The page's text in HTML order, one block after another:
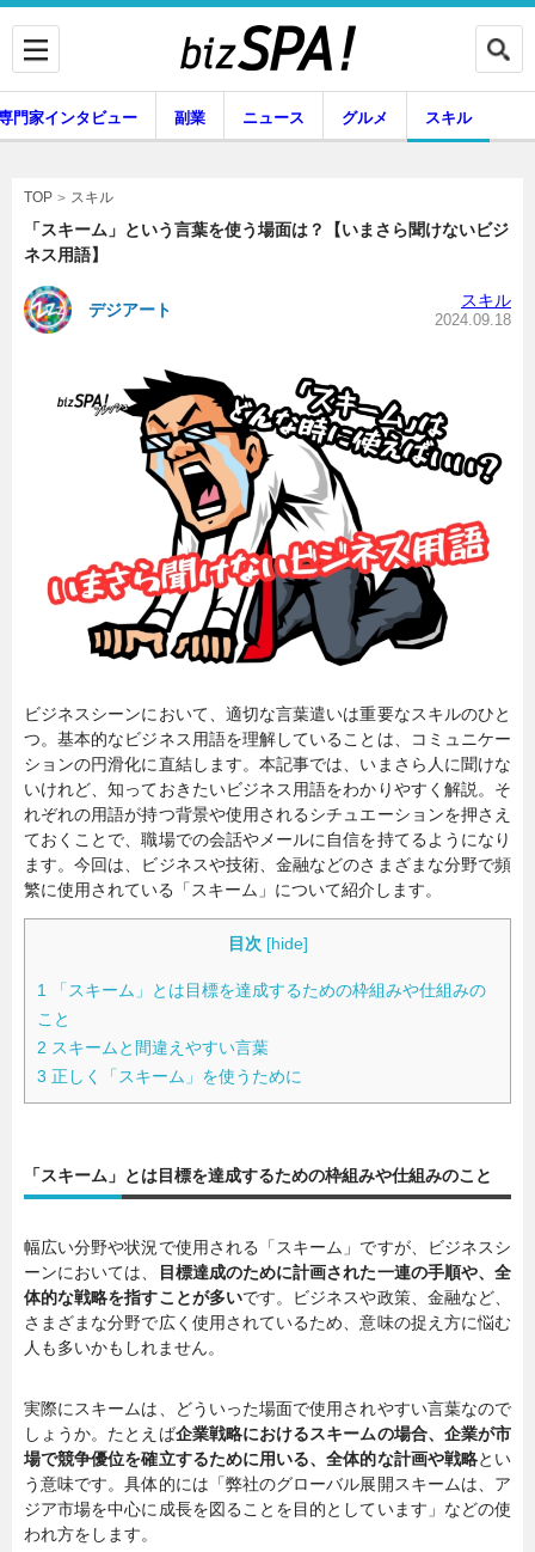
専門家インタビュー
副業
グルメ
暮らし エンタメ
門家インタビュー 副業 ニュース グルメ スキル
TOP スキル
「スキーム」という言葉を使う場面は？【いまさら聞けないビジ
ネス用語】
デジアート スキル
2024.09.18
ビジネスシーンにおいて、適切な言葉遣いは重要なスキルのひと
つ。基本的なビジネス用語を理解していることは、コミュニケー
ションの円滑化に直結します。本記事では、いまさら人に聞けな
いけれど、知っておきたいビジネス用語をわかりやすく解説。そ
れぞれの用語が持つ背景や使用されるシチュエーションを押さえ
ておくことで、職場での会話やメールに自信を持てるようになり
ます。今回は、ビジネスや技術、金融などのさまざまな分野で頻
繁に使用されている「スキーム」について紹介します。
目次 [hide]
1 「スキーム」とは目標を達成するための枠組みや仕組みの
こと
2 スキームと間違えやすい言葉
3 正しく「スキーム」を使うために
「スキーム」とは目標を達成するための枠組みや仕組みのこと
幅広い分野や状況で使用される「スキーム」ですが、ビジネスシ
ーンにおいては、
目標達成のために計画された一連の手順や、全
体的な戦略を指すことが多いです。ビジネスや政策、金融など、
さまざまな分野で広く使用されているため、意味の捉え方に悩む
人も多いかもしれません。
実際にスキームは、どういった場面で使用されやすい言葉なので
しょうか。たとえば企業戦略におけるスキームの場合、企業が市
場で競争優位を確立するために用いる、全体的な計画や戦略とい
う意味です。具体的には「弊社のグローバル展開スキームは、ア
ジア市場を中心に成長を図ることを目的としています」などの使
われ方をします。